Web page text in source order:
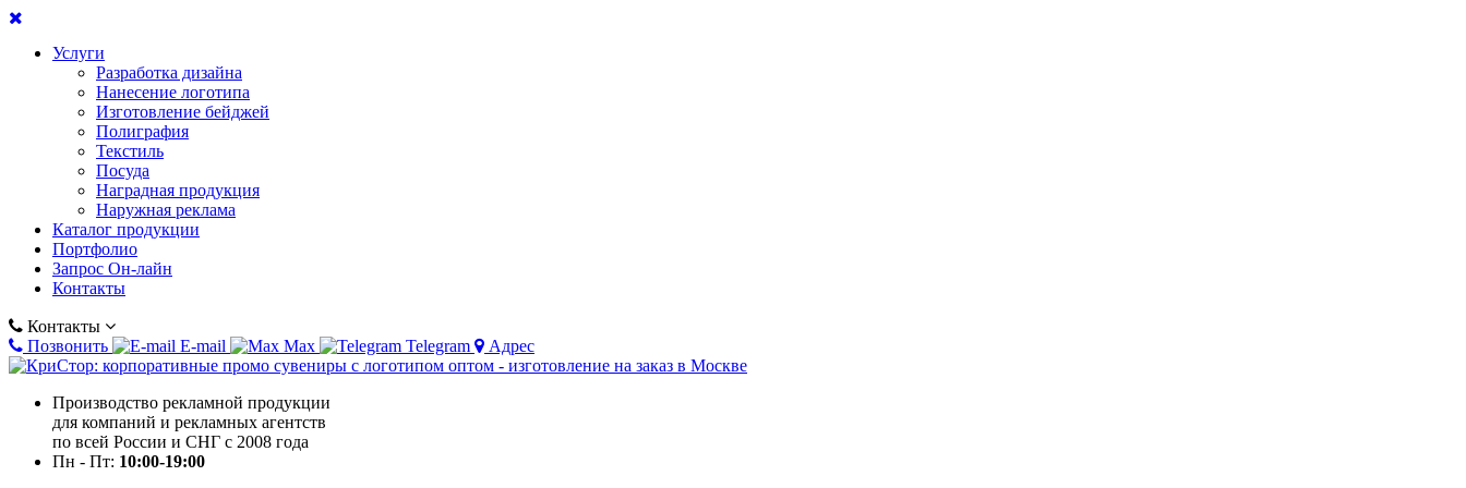
Услуги
Разработка дизайна
Нанесение логотипа
Изготовление бейджей
Полиграфия
Текстиль
Посуда
Наградная продукция
Наружная реклама
Каталог продукции
Портфолио
Запрос Он-лайн
Контакты
Контакты
Позвонить
E-mail Max Telegram Адрес
Производство рекламной продукции
для компаний и рекламных агентств
по всей России и СНГ с 2008 года
Пн - Пт: 10:00-19:00